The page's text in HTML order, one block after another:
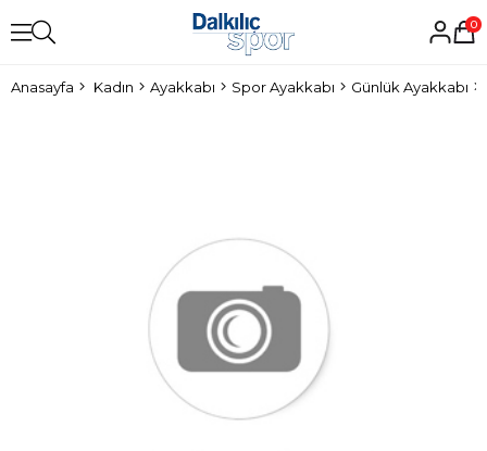
0
Anasayfa Kadın Ayakkabı Spor Ayakkabı Günlük Ayakkabı